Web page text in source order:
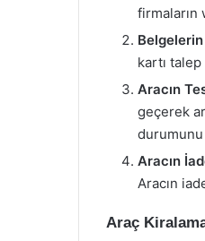
Belgelerin
kartı
Aracın
geçerek
Aracın
Aracın
Araç